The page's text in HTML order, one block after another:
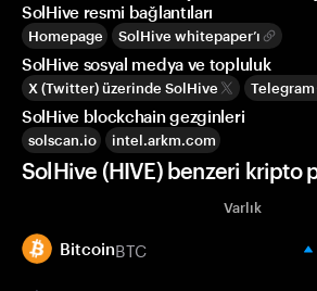
SolHive resmi bağlantıları
Homepage SolHive whitepaper’ı
SolHive sosyal medya ve topluluk
X (Twitter) üzerinde SolHive Telegram
SolHive blockchain gezginleri
solscan.io intel.arkm.com
SolHive (HIVE) benzeri kripto
Varlık
BitcoinBTC